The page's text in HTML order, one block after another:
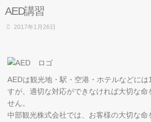
貸切バス
マイツアー
AED講習
2017年1月26日
AEDは観光地・駅・空港・ホテルなどには
すが、適切な対応ができなければ大切な命
せん。
中部観光株式会社では、お客様の大切な